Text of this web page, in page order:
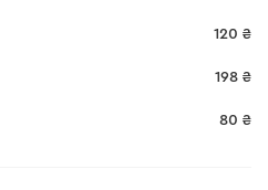
120 ₴
198 ₴
80 ₴